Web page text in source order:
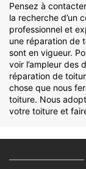
Pensez à
la recherche d’un
professionnel et
une réparation de
sont en vigueur.
voir l’ampleur des
réparation de
chose que nous
toiture. Nous
votre toiture et